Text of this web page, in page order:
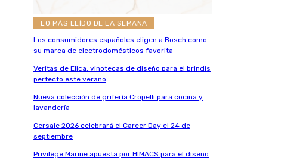
LO MÁS LEÍDO DE LA SEMANA
Los consumidores españoles eligen a Bosch como
su marca de electrodomésticos favorita
Veritas de Elica: vinotecas de diseño para el brindis
perfecto este verano
Nueva colección de grifería Cropelli para cocina y
lavandería
Cersaie 2026 celebrará el Career Day el 24 de
septiembre
Privilège Marine apuesta por HIMACS para el diseño